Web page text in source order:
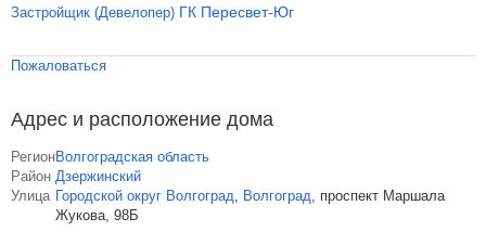
Застройщик (Девелопер) ГК Пересвет-Юг
Пожаловаться
Адрес и расположение дома
РегионВолгоградская область
Район Дзержинский
Улица Городской округ Волгоград, Волгоград, проспект Маршала
Жукова, 98Б